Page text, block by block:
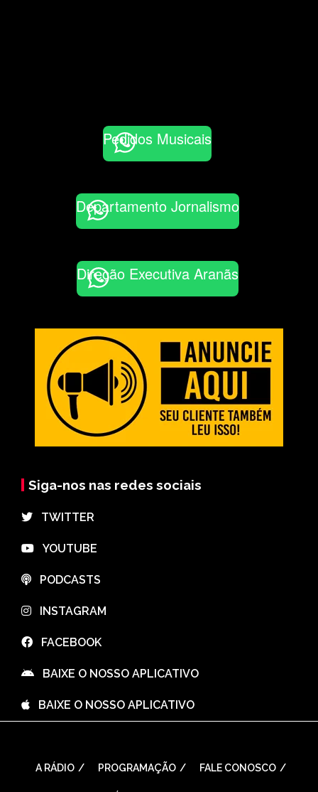
Pedidos Musicais
Departamento Jornalismo
Direção Executiva Aranãs
Siga-nos nas redes sociais
⠀TWITTER
⠀YOUTUBE
⠀PODCASTS
⠀INSTAGRAM
⠀FACEBOOK
⠀BAIXE O NOSSO APLICATIVO
⠀BAIXE O NOSSO APLICATIVO
A RÁDIO PROGRAMAÇÃO FALE CONOSCO